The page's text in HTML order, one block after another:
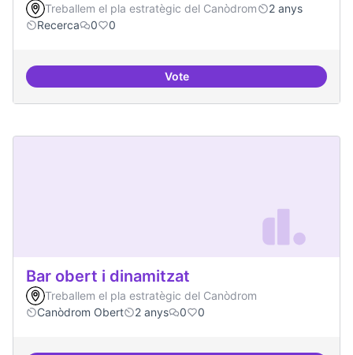
Treballem el pla estratègic del Canòdrom
2 anys
Recerca
0 0
VoteBeques de recerca per
Bar obert i dinamitzat
Treballem el pla estratègic del Canòdrom
Canòdrom Obert
2 anys 0 0